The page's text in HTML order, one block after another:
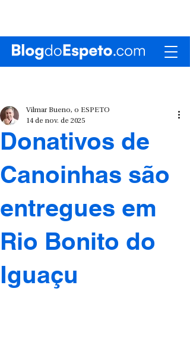
Donativos de
Canoinhas são
entregues em
Rio Bonito do
Iguaçu
Vilmar Bueno, o ESPETO
14 de nov. de 2025